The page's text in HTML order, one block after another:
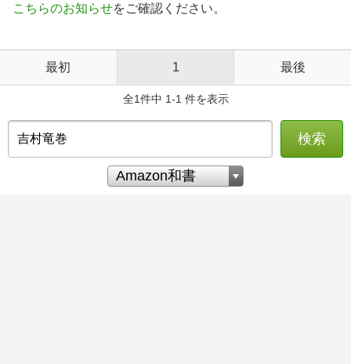
こちらのお知らせをご確認ください。
最初 1 最後
全1件中 1-1 件を表示
検索